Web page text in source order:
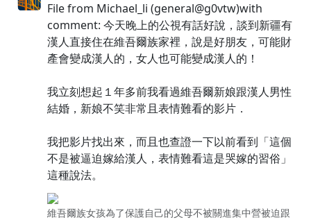
File from Michael_li (general@g0vtw)with
comment: 今天晚上的公視有話好說，談到新疆有
漢人直接住在維吾爾族家裡，說是好朋友，可能財
產會變成漢人的，女人也可能變成漢人的！
我立刻想起１年多前我看過維吾爾新娘跟漢人男性
結婚，新娘不笑非常且表情難看的影片．
我把影片找出來，而且也查證一下以前看到「這個
不是被逼迫嫁給漢人，表情難看這是哭嫁的習俗」
這種說法。
維吾爾族女孩為了保護自己的父母不被關進集中營被迫跟